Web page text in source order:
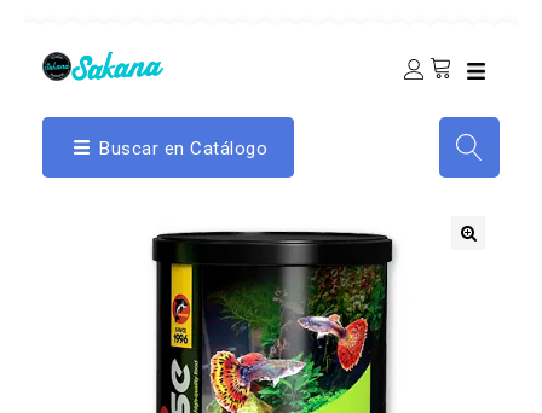
Buscar en Catálogo